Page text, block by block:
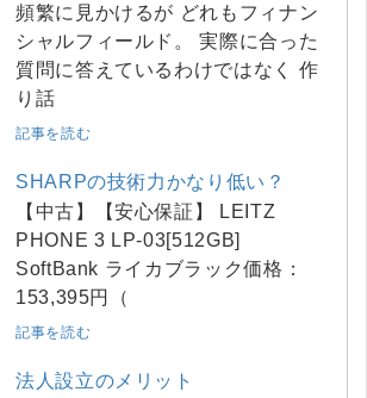
頻繁に見かけるが どれもフィナン
シャルフィールド。 実際に合った
質問に答えているわけではなく 作
り話
記事を読む
SHARPの技術力かなり低い？
【中古】【安心保証】 LEITZ
PHONE 3 LP-03[512GB]
SoftBank ライカブラック価格：
153,395円（
記事を読む
法人設立のメリット